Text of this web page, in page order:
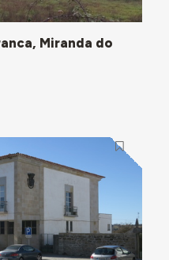
Miranda do